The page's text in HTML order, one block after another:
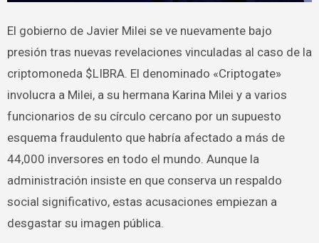
El gobierno de Javier Milei se ve nuevamente bajo
presión tras nuevas revelaciones vinculadas al caso de la
criptomoneda $LIBRA. El denominado «Criptogate»
involucra a Milei, a su hermana Karina Milei y a varios
funcionarios de su círculo cercano por un supuesto
esquema fraudulento que habría afectado a más de
44,000 inversores en todo el mundo. Aunque la
administración insiste en que conserva un respaldo
social significativo, estas acusaciones empiezan a
desgastar su imagen pública.